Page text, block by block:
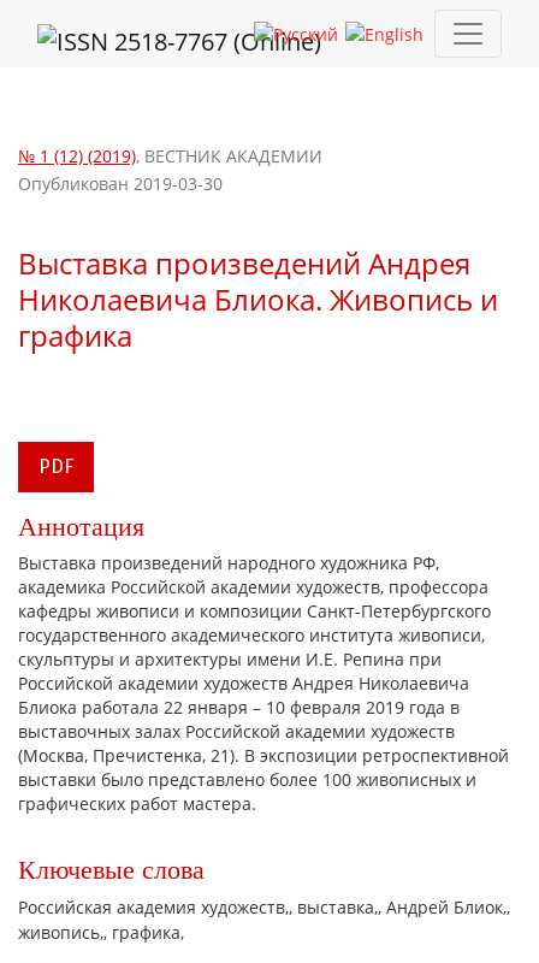
Выставка произведений Андрея Николаевича Блиока.
№ 1 (12) (2019), ВЕСТНИК АКАДЕМИИ
Выставка произведений Андрея
Николаевича Блиока. Живопись и
графика
Опубликован 2019-03-30
PDF
Ключевые слова
Российская академия художеств, выставка, Андрей Блиок,
живопись, графика,
Аннотация
Выставка произведений народного художника РФ,
академика Российской академии художеств, профессора
кафедры живописи и композиции Санкт-Петербургского
государственного академического института живописи,
скульптуры и архитектуры имени И.Е. Репина при
Российской академии художеств Андрея Николаевича
Блиока работала 22 января – 10 февраля 2019 года в
выставочных залах Российской академии художеств
(Москва, Пречистенка, 21). В экспозиции ретроспективной
выставки было представлено более 100 живописных и
графических работ мастера.